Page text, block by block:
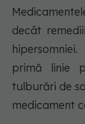
decât
primă linie
tulburări de
medicament